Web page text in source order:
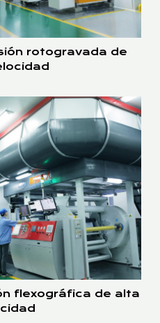
rotogravada de
flexográfica de alta